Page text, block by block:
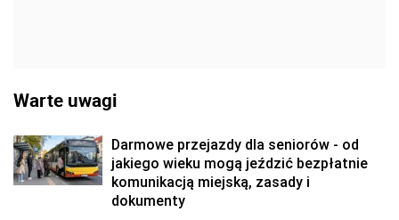
Warte uwagi
Darmowe przejazdy dla seniorów - od
jakiego wieku mogą jeździć bezpłatnie
komunikacją miejską, zasady i
dokumenty